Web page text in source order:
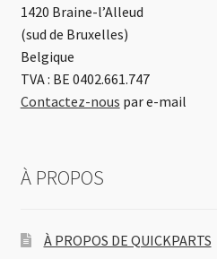
1420 Braine-l’Alleud
(sud de Bruxelles)
Belgique
TVA : BE 0402.661.747
Contactez-nous par e-mail
À PROPOS
À PROPOS DE QUICKPARTS